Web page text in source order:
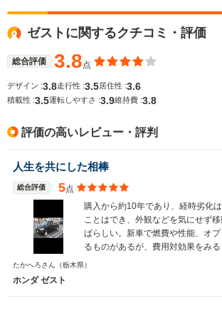
WLTCモード
燃費
排気量
駆動方式
-
656cc
FF、4WD
-
ゼストに関するクチコミ・評価
総合評価 3.8点
デザイン :3.8走行性 :3.5居住性 :3.6
積載性 :3.5運転しやすさ :3.9維持費 :3.8
評価の高いレビュー・評判
人生を共にした相棒
総合評価 5点
購入から約10年であり、経時劣化
ことはでき、外観などを気にせず
ばらしい。新車で燃費や性能、オ
るものがあるが、費用対効果をみ
考えている。カーナビもスマホで十
たかへろさん （栃木県）
ホンダ ゼスト